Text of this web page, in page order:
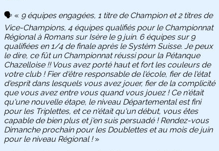
🗣️ « 9 équipes engagées, 1 titre de Champion et 2 titres de
Vice-Champions, 4 équipes qualifiés pour le Championnat
Régional à Romans sur Isère le 9 juin. 6 équipes sur 9
qualifiées en 1/4 de finale après le Systèm Suisse. Je peux
le dire, ce fût un Championnat réussi pour la Pétanque
Chazelloise !! Vous avez porté haut et fort les couleurs de
votre club ! Fier d'être responsable de l'école, fier de l'état
d'esprit dans lesquels vous avez jouer, fier de la complicité
que vous avez entre vous quand vous jouez ! Ce n'était
qu'une nouvelle étape, le niveau Départemental est fini
pour les Triplettes, et ce n'était qu'un début, vous êtes
capable de bien plus et j'en suis persuadé ! Rendez-vous
Dimanche prochain pour les Doublettes et au mois de juin
pour le niveau Régional !»